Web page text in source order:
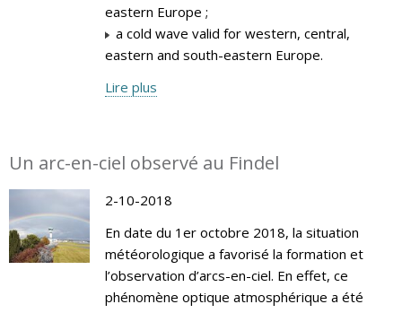
eastern Europe ;
a cold wave valid for western, central,
eastern and south-eastern Europe.
Lire plus
Un arc-en-ciel observé au Findel
2-10-2018
En date du 1er octobre 2018, la situation
météorologique a favorisé la formation et
l’observation d’arcs-en-ciel. En effet, ce
phénomène optique atmosphérique a été